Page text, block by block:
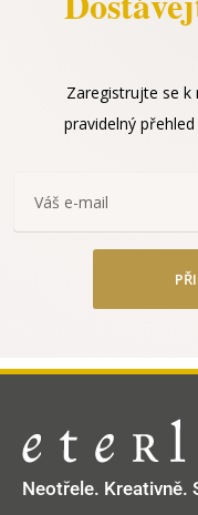
Zaregistrujte se k
pravidelný
Neotřele. Kreativně.